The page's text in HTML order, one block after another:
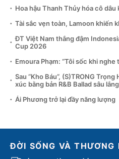
Hoa hậu Thanh Thủy hóa cô
Tài sắc vẹn toàn, Lamoon khiến
ĐT Việt Nam thắng đậm
Cup 2026
Emoura Phạm: “Tôi sốc khi
Sau “Kho Báu”, (S)TRONG
xúc bằng bản R&B Ballad sâu lắng
Ái Phương trở lại đầy năng lượng
ĐỜI SỐNG VÀ THƯƠNG